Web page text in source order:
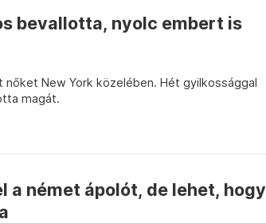
bevallotta, nyolc embert is
New York közelében. Hét gyilkossággal
magát.
német ápolót, de lehet, hogy